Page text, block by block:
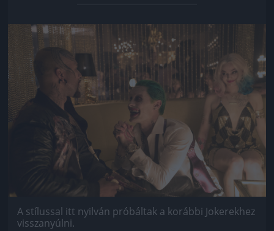
Jön még kép!
A stílussal itt nyilván próbáltak a korábbi Jokerekhez
visszanyúlni.